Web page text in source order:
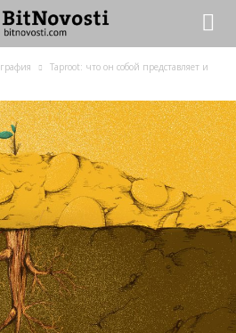
Taproot: что он собой представляет и